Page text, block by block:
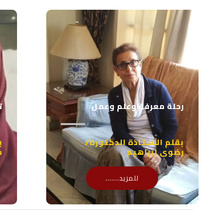
رحلة معرفة وعلم وعمل
بقلم الأستاذة الدكتورة/
رضوى إبراهيم
للمزيد.......